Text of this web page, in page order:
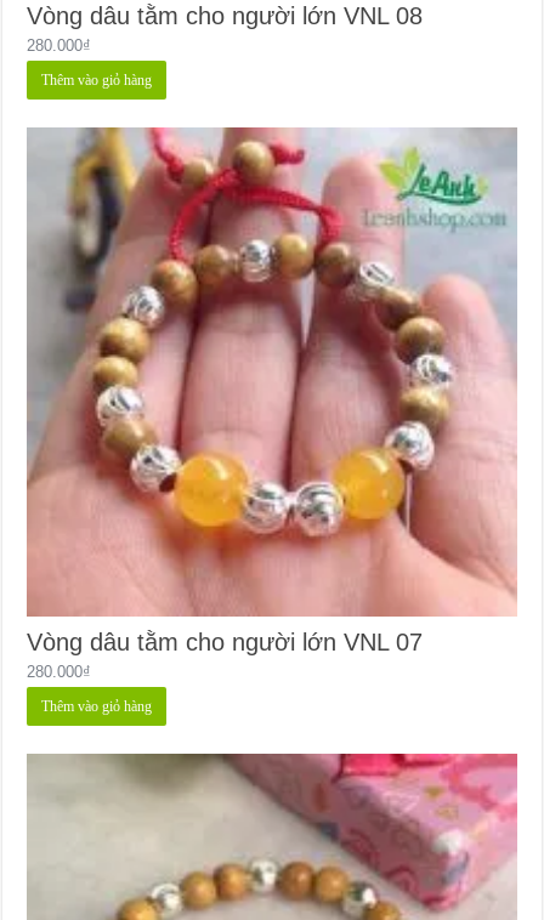
Vòng dâu tằm cho người lớn VNL 08
280.000₫
Thêm vào giỏ hàng
Vòng dâu tằm cho người lớn VNL 07
280.000₫
Thêm vào giỏ hàng